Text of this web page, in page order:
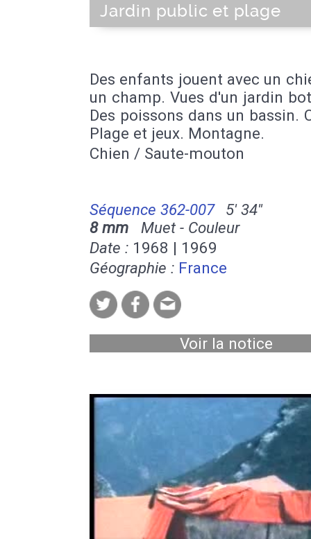
Jardin public et plage
Des enfants jouent avec un
un champ. Vues d'un jardin
Des poissons dans un bassin.
Plage et jeux. Montagne.
Chien / Saute-mouton
Séquence 362-007
5' 34''
8 mm Muet - Couleur
Date : 1968 | 1969
Géographie : France
Voir la notice